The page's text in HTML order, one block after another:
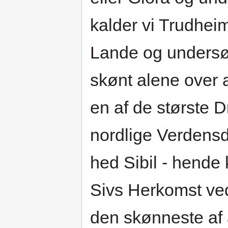
kalder vi
Lande og
skønt alene over
en af de største
nordlige
hed Sibil -
Sivs Herkomst
den skønneste